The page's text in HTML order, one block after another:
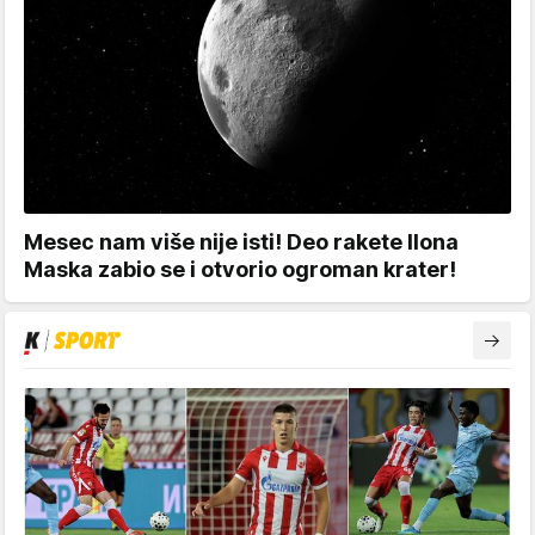
Mesec nam više nije isti! Deo rakete Ilona
Maska zabio se i otvorio ogroman krater!